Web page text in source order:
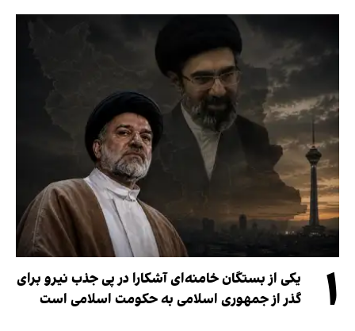
۱
یکی از بستگان خامنه‌ای آشکارا در پی جذب نیرو برای
گذر از جمهوری اسلامی به حکومت اسلامی است